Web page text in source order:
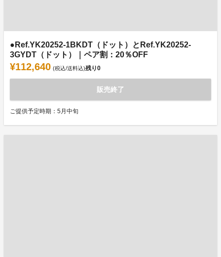
●Ref.YK20252-1BKDT（ドット）とRef.YK20252-
3GYDT（ドット）｜ペア割：20％OFF
¥112,640 (税込/送料込)残り0
販売終了
ご提供予定時期：5月中旬